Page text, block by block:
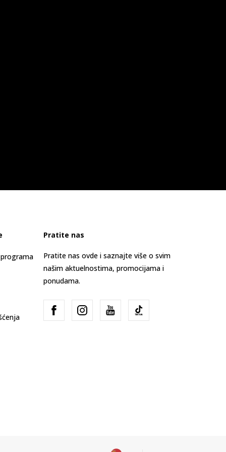
Pratite nas
Pratite nas ovde i saznajte više o svim
našim aktuelnostima, promocijama i
ponudama.